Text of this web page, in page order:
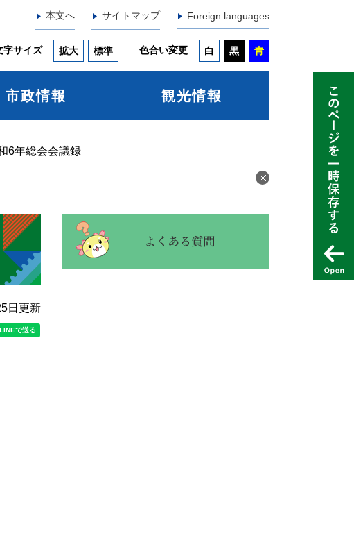
本文へ サイトマップ Foreign languages
字サイズ 拡大 標準 色合い変更 白 黒 青
市政情報 観光情報
6年総会会議録
日更新